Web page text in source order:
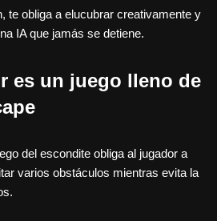
te obliga a elucubrar creativamente y
IA que jamás se detiene.
es un juego lleno de
del escondite obliga al jugador a
varios obstáculos mientras evita la